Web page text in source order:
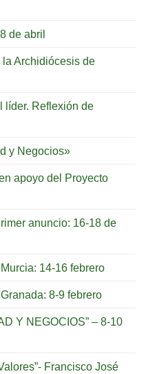
de abril
la Archidiócesis de
líder. Reflexión de
y Negocios»
apoyo del Proyecto
anuncio: 16-18 de
14-16 febrero
8-9 febrero
Y NEGOCIOS” – 8-10
Francisco José